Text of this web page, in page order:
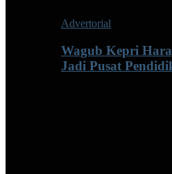
Advertorial
Wagub Kepri
Jadi Pusat